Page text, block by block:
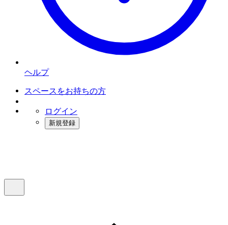
ヘルプ
スペースをお持ちの方
ログイン
新規登録